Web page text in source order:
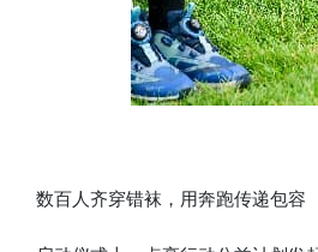
数百人齐穿错袜，用奔跑传递包容